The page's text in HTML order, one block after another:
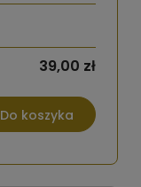
39,00 zł
Do koszyka